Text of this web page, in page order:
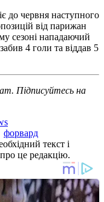
до червня наступного
від парижан
сезоні нападаючий
4 голи та віддав 5
Підписуйтесь на
форвард
текст і
це редакцію.